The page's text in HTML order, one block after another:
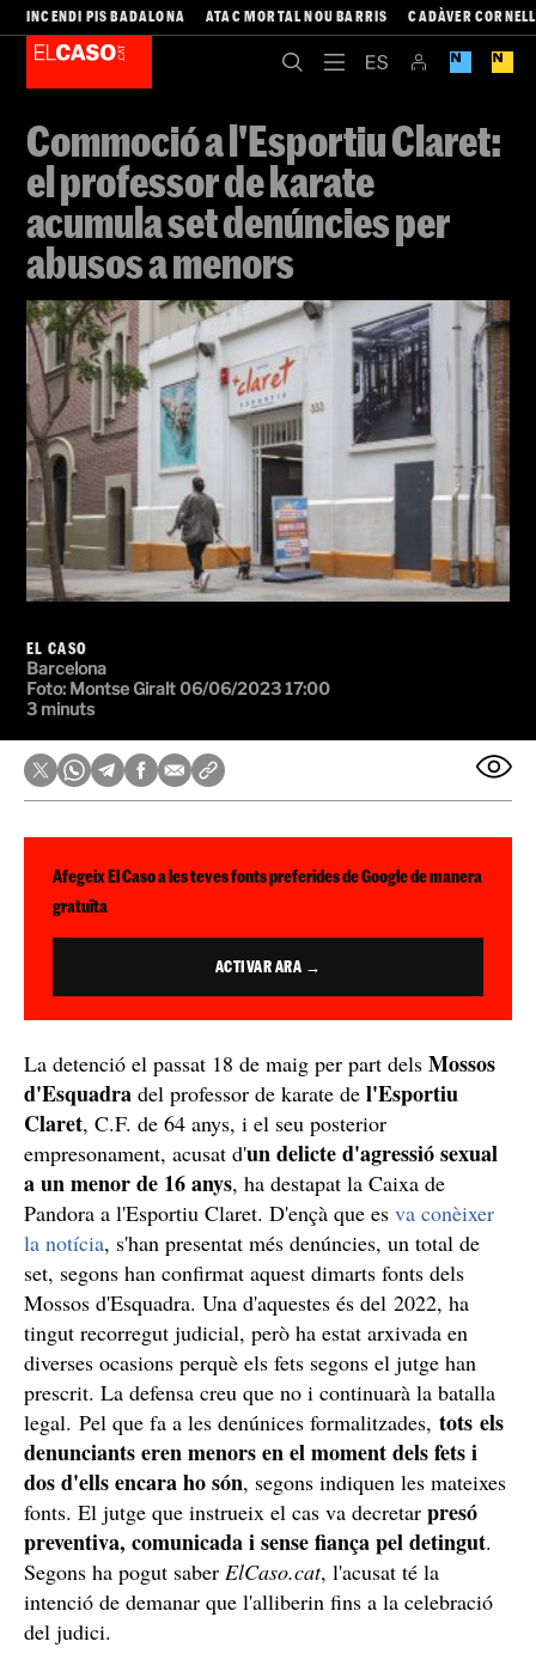
INCENDI PIS BADALONA ATAC MORTAL NOU BARRIS CADÀVER
Commoció a l'Esportiu Claret:
el professor de karate
acumula set denúncies per
abusos a menors
EL CASO
Barcelona
Foto: Montse Giralt 06/06/2023 17:00
3 minuts
Afegeix El Caso a les teves fonts preferides de Google de manera
gratuïta
ACTIVAR ARA →
La detenció el passat 18 de maig per part dels Mossos
d'Esquadra del professor de karate de l'Esportiu
Claret, C.F. de 64 anys, i el seu posterior
empresonament, acusat d'un delicte d'agressió sexual
a un menor de 16 anys, ha destapat la Caixa de
Pandora a l'Esportiu Claret. D'ençà que es va conèixer
la notícia, s'han presentat més denúncies, un total de
set, segons han confirmat aquest dimarts fonts dels
Mossos d'Esquadra. Una d'aquestes és del 2022, ha
tingut recorregut judicial, però ha estat arxivada en
diverses ocasions perquè els fets segons el jutge han
prescrit. La defensa creu que no i continuarà la batalla
legal. Pel que fa a les denúnices formalitzades, tots els
denunciants eren menors en el moment dels fets i
dos d'ells encara ho són, segons indiquen les mateixes
fonts. El jutge que instrueix el cas va decretar presó
preventiva, comunicada i sense fiança pel detingut.
Segons ha pogut saber ElCaso.cat, l'acusat té la
intenció de demanar que l'alliberin fins a la celebració
del judici.